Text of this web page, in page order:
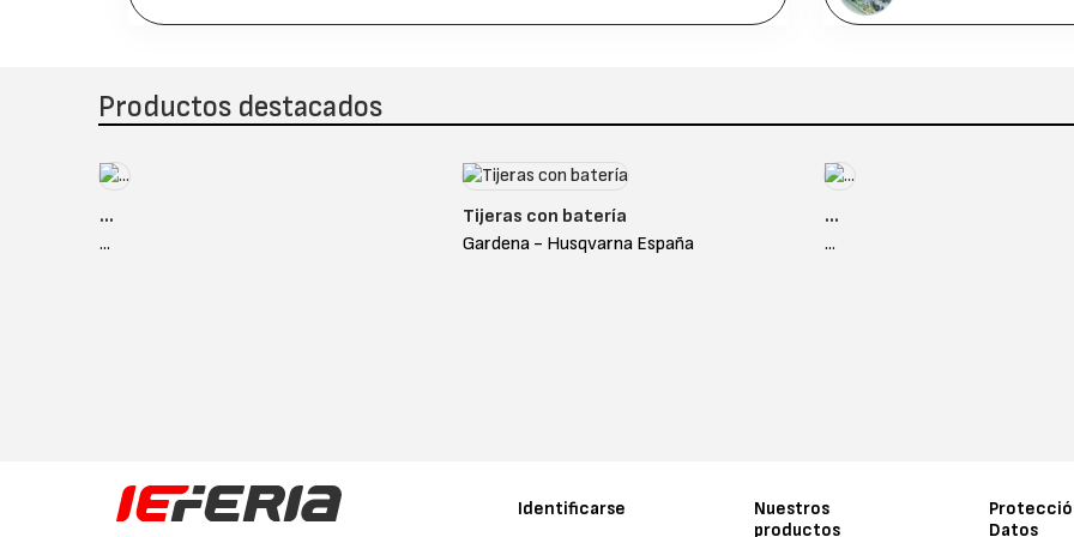
Productos destacados
...
...
Tijeras con batería
Gardena - Husqvarna España
...
...
Identificarse
Nuestros
productos
Datos